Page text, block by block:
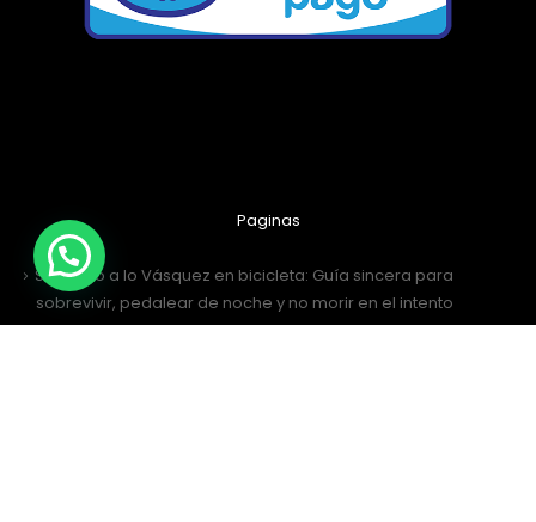
Paginas
Santiago a lo Vásquez en bicicleta: Guía sincera para
sobrevivir, pedalear de noche y no morir en el intento